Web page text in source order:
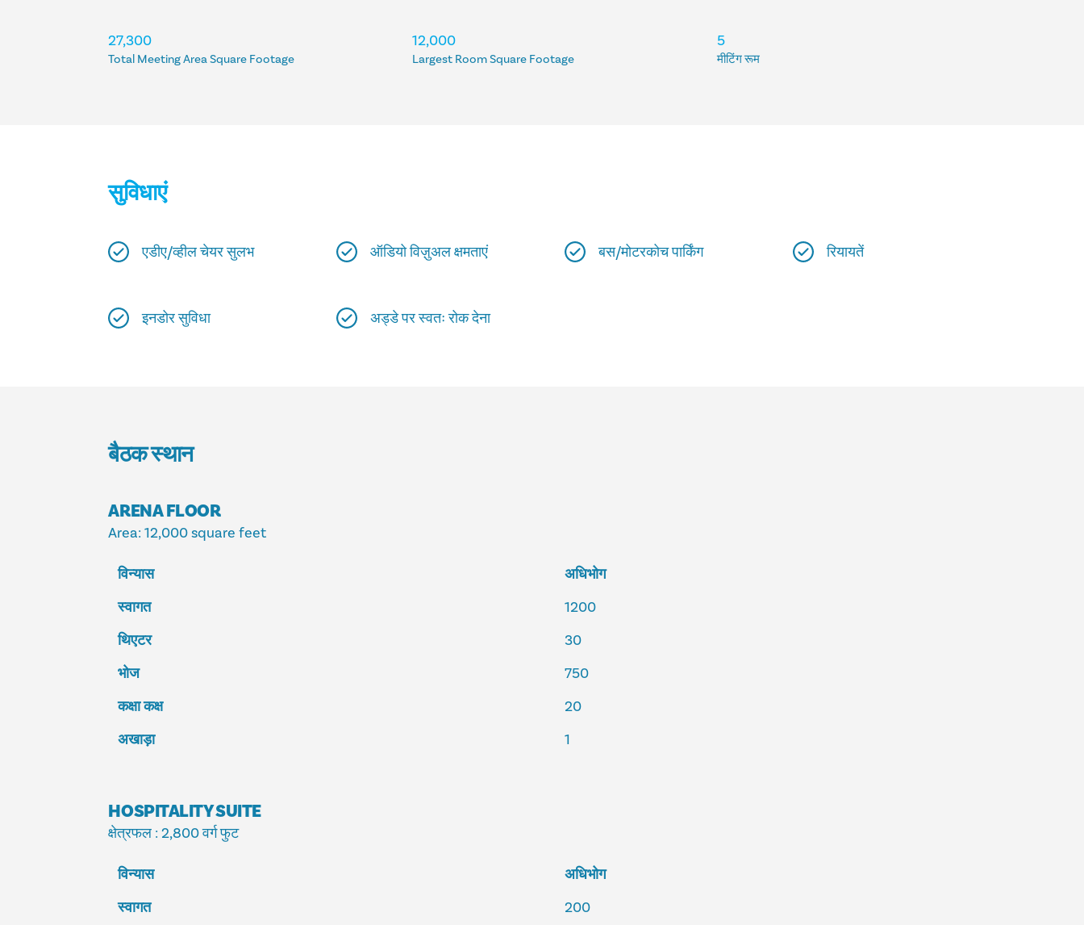
आवास
Total Meeting Area Square Footage
27,300
Largest Room Square Footage
12,000
मीटिंग रूम
5
सुविधाएं
एडीए/व्हील चेयर सुलभ ऑडियो विज़ुअल क्षमताएं बस/मोटरकोच पार्किंग रियायतें
इनडोर सुविधा अड्डे पर स्वतः रोक देना
बैठक स्थान
ARENA FLOOR
Area: 12,000 square feet
विन्यास
अधिभोग
स्वागत
1200
थिएटर
30
भोज
750
कक्षा कक्ष
20
अखाड़ा
1
HOSPITALITY SUITE
क्षेत्रफल : 2,800 वर्ग फुट
विन्यास
अधिभोग
स्वागत
200